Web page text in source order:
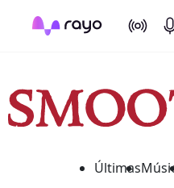
On Air
Últimas